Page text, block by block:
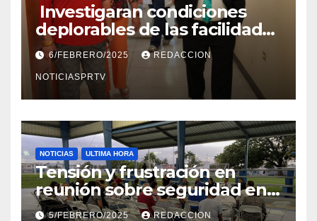
Investigaran condiciones
deplorables de las facilidades
el Departamento de la Salud
en Mayagüez
6/FEBRERO/2025 REDACCION
NOTICIASPRTV
NOTICIAS ULTIMA HORA
Tensión y frustración en
reunión sobre seguridad en
Reparto Metropolitano
5/FEBRERO/2025 REDACCION